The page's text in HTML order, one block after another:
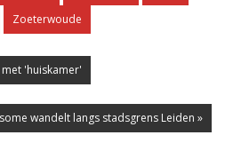
Zoeterwoude
'huiskamer'
wandelt langs stadsgrens Leiden »